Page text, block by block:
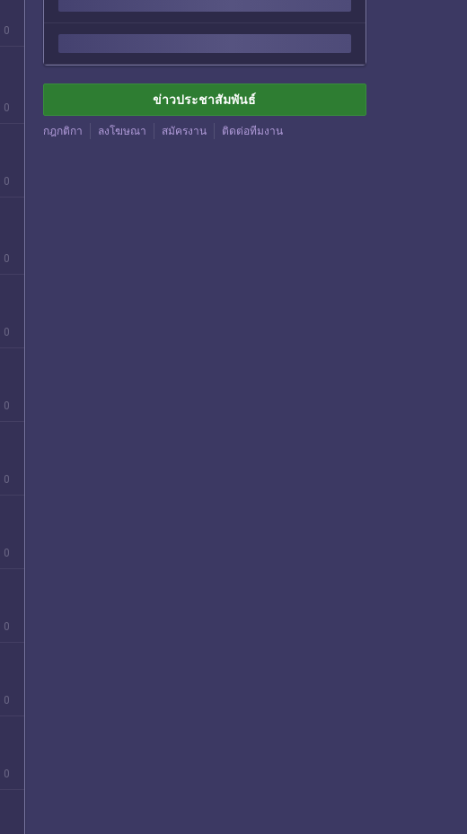
0
0
0
0
0
0
0
0
0
0
0
ข่าวประชาสัมพันธ์
กฎกติกา ลงโฆษณา สมัครงาน ติดต่อทีมงาน